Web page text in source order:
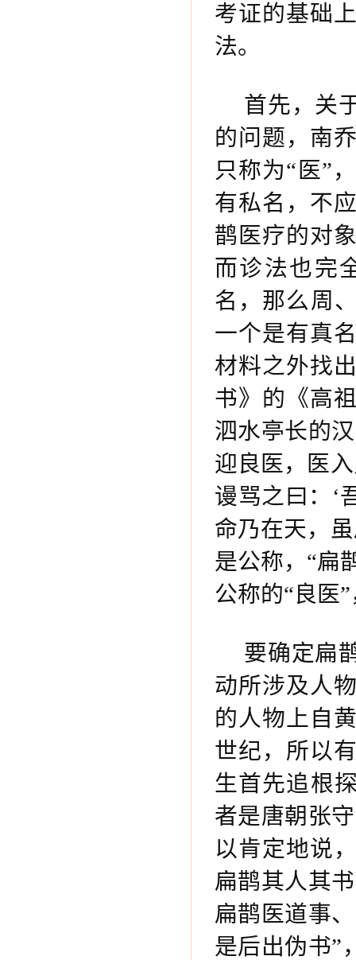
考证的基础
法。
首先，关
的问题，南
只称为“医”
有私名，不
鹊医疗的对
而诊法也完
名，那么周
一个是有真
材料之外找
书》的《高
泗水亭长的
迎良医，医
谩骂之曰：‘
命乃在天，
是公称，“扁
公称的“良医
要确定扁
动所涉及人
的人物上自
世纪，所以
生首先追根
者是唐朝张
以肯定地说
扁鹊其人其
扁鹊医道事
是后出伪书”